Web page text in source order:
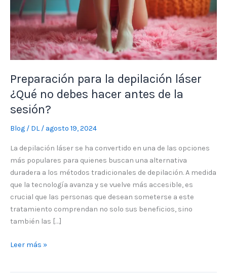
Preparación para la depilación láser
¿Qué no debes hacer antes de la
sesión?
Blog / DL / agosto 19, 2024
La depilación láser se ha convertido en una de las opciones
más populares para quienes buscan una alternativa
duradera a los métodos tradicionales de depilación. A medida
que la tecnología avanza y se vuelve más accesible, es
crucial que las personas que desean someterse a este
tratamiento comprendan no solo sus beneficios, sino
también las […]
¿Qué
no
debes
hacer
antes
la
sesión?
Leer más »